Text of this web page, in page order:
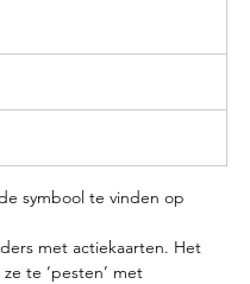
symbool te vinden op
met actiekaarten. Het
te ‘pesten’ met